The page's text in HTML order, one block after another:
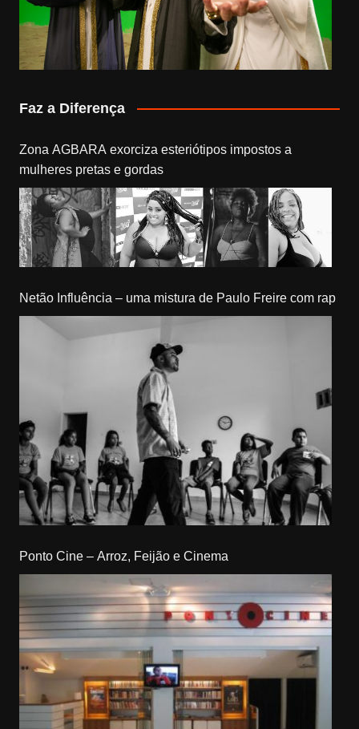
Faz a Diferença
Zona AGBARA exorciza esteriótipos impostos a
mulheres pretas e gordas
Netão Influência – uma mistura de Paulo Freire com rap
Ponto Cine – Arroz, Feijão e Cinema